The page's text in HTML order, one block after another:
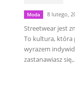
Moda 8 lutego,
Streetwear jest
To kultura, która
wyrazem
zastanawiasz